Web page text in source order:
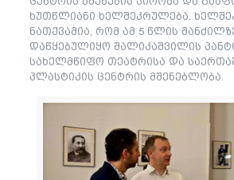
ხუთწლიანი ხელშეკრულება.
ნათქვამია, რომ ამ 5 წლის
დაწყებულიყო შალიკაშვილის
სახელმწიფო თეატრისა და
პლასტიკის ცენტრის მშენებლობა.